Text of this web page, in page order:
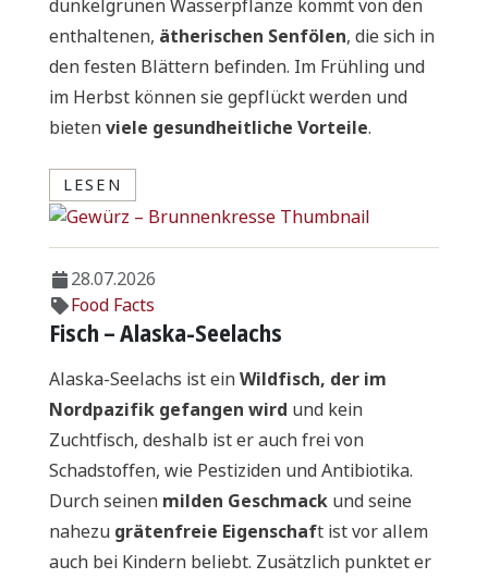
dunkelgrünen Wasserpflanze kommt von den
enthaltenen, ätherischen Senfölen, die sich in
den festen Blättern befinden. Im Frühling und
im Herbst können sie gepflückt werden und
bietenviele gesundheitliche Vorteile.
LESEN
28.07.2026
Food Facts
Fisch – Alaska-Seelachs
Alaska-Seelachs ist einWildfisch, der im
Nordpazifik gefangen wird und kein
Zuchtfisch, deshalb ist er auch frei von
Schadstoffen, wie Pestiziden und Antibiotika.
Durch seinen milden Geschmack und seine
nahezu grätenfreie Eigenschaft ist vor allem
auch bei Kindern beliebt. Zusätzlich punktet er